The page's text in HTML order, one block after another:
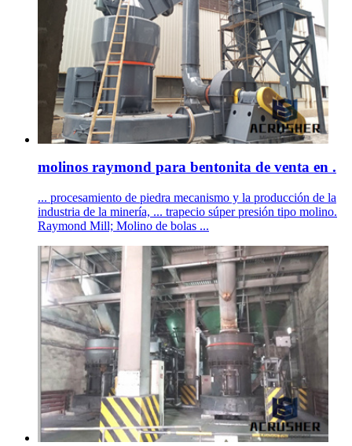
molinos raymond para bentonita de venta en .
... procesamiento de piedra mecanismo y la producción de la
industria de la minería, ... trapecio súper presión tipo molino.
Raymond Mill; Molino de bolas ...